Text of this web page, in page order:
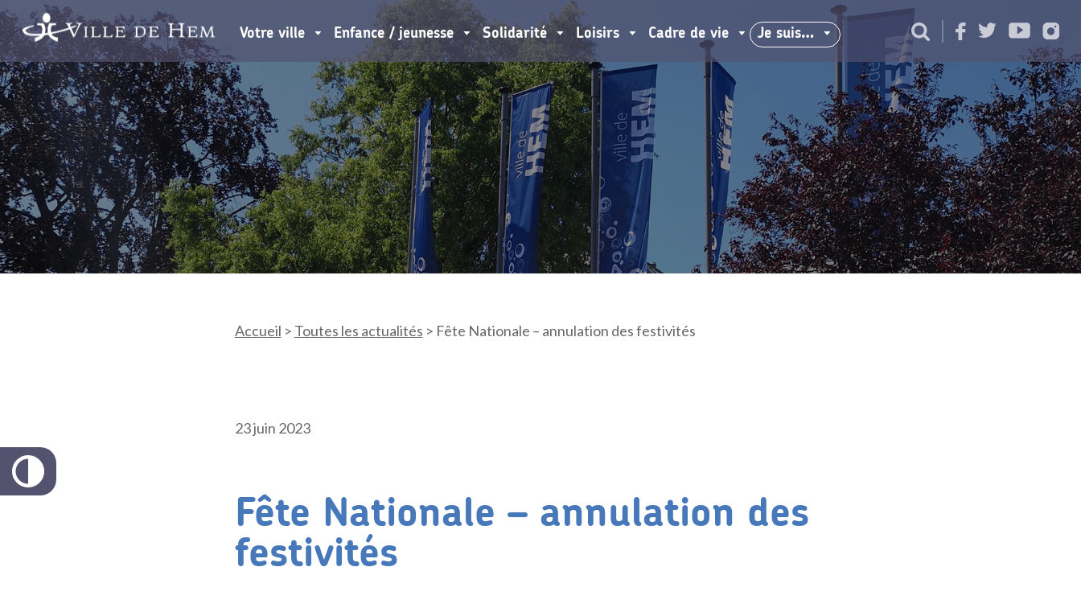
Votre ville Enfance / jeunesse Solidarité Loisirs Cadre de vie Je suis…
Accueil > Toutes les actualités > Fête Nationale – annulation des festivités
23 juin 2023
Fête Nationale – annulation des
festivités